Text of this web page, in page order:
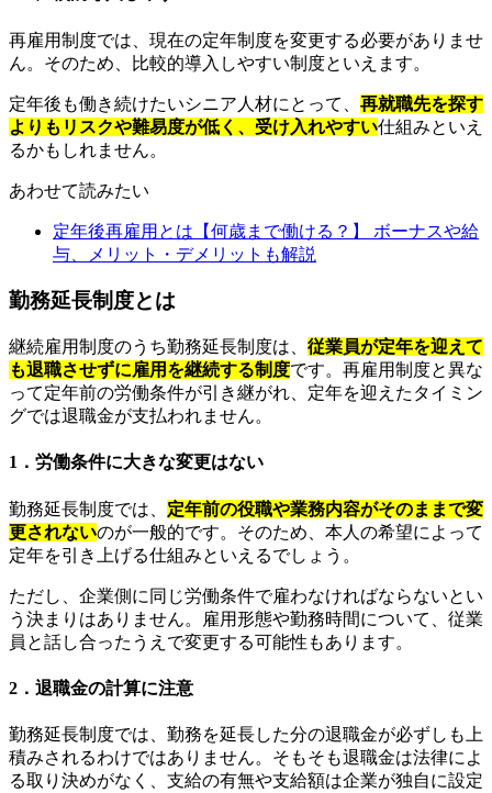
再雇用制度では、現在の定年制度を変更する必要がありませ
ん。そのため、比較的導入しやすい制度といえます。
定年後も働き続けたいシニア人材にとって、 再就職先を探す
よりもリスクや難易度が低く、受け入れやすい仕組みといえ
るかもしれません。
あわせて読みたい
定年後再雇用とは【何歳まで働ける？】 ボーナスや給
与、メリット・デメリットも解説
勤務延長制度とは
継続雇用制度のうち勤務延長制度は、 従業員が定年を迎えて
も退職させずに雇用を継続する制度です。再雇用制度と異な
って定年前の労働条件が引き継がれ、定年を迎えたタイミン
グでは退職金が支払われません。
1．労働条件に大きな変更はない
勤務延長制度では、 定年前の役職や業務内容がそのままで変
更されないのが一般的です。そのため、本人の希望によって
定年を引き上げる仕組みといえるでしょう。
ただし、企業側に同じ労働条件で雇わなければならないとい
う決まりはありません。雇用形態や勤務時間について、従業
員と話し合ったうえで変更する可能性もあります。
2．退職金の計算に注意
勤務延長制度では、勤務を延長した分の退職金が必ずしも上
積みされるわけではありません。そもそも退職金は法律によ
る取り決めがなく、支給の有無や支給額は企業が独自に設定